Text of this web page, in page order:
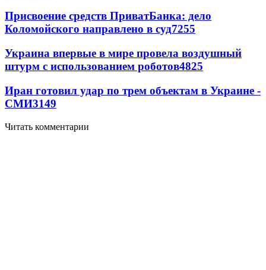
Присвоение средств ПриватБанка: дело
Коломойского направлено в суд7255
Украина впервые в мире провела воздушный
штурм с использованием роботов4825
Иран готовил удар по трем объектам в Украине -
СМИ3149
Читать комментарии